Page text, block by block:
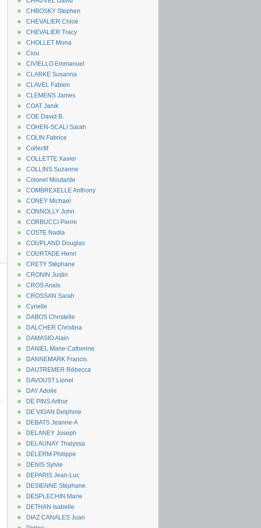
CHBOSKY Stephen
CHEVALIER Chloé
CHEVALIER Tracy
CHOLLET Mona
Ciou
CIVIELLO Emmanuel
CLARKE Susanna
CLAVEL Fabien
CLEMENS James
COAT Janik
COE David B.
COHEN-SCALI Sarah
COLIN Fabrice
Collectif
COLLETTE Xavier
COLLINS Suzanne
Colonel Moutarde
COMBREXELLE Anthony
CONEY Michael
CONNOLLY John
CORBUCCI Pierre
COSTE Nadia
COUPLAND Douglas
COURTADE Henri
CRETY Stéphane
CRONIN Justin
CROS Anaïs
CROSSAN Sarah
Cyrielle
DABOS Christelle
DALCHER Christina
DAMASIO Alain
DANIEL Marie-Catherine
DANNEMARK Francis
DAUTREMER Rébecca
DAVOUST Lionel
DAY Adolie
DE PINS Arthur
DE VIGAN Delphine
DEBATS Jeanne-A
DELANEY Joseph
DELAUNAY Thalyssa
DELERM Philippe
DENIS Sylvie
DEPARIS Jean-Luc
DESIENNE Stéphane
DESPLECHIN Marie
DETHAN Isabelle
DIAZ CANALES Juan